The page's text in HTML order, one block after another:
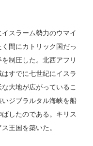
スラーム勢力のウマイ
間にカトリック国だっ
制圧した。北西アフリ
すでに七世紀にイスラ
大地が広がっているこ
ジブラルタル海峡を船
したのである。キリス
王国を築いた。